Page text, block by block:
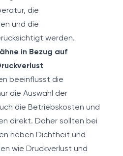
die
und die
werden.
in Bezug auf
beeinflusst die
die Auswahl der
die Betriebskosten und
direkt. Daher sollten bei
neben Dichtheit und
wie Druckverlust und